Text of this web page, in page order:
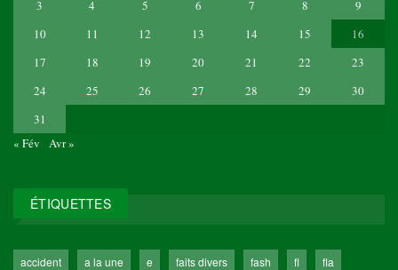
3
4 5 6 7 8
9
10
11 12 13 14 15
16
17
18 19 20 21 22
23
24
25 26 27 28 29
30
31
« Fév
Avr »
ÉTIQUETTES
accident a la une e faits divers fash fl
fla